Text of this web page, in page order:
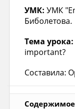
УМК: УМК "
Биболетова.
Тема урока:
important?
Составила:
Содержимое